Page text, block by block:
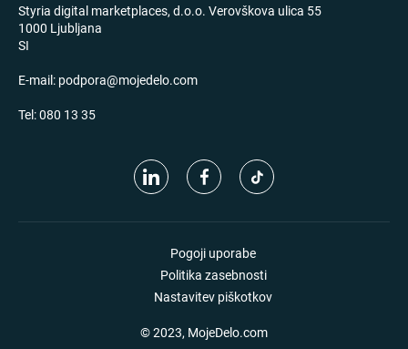
Styria digital marketplaces, d.o.o. Verovškova ulica 55
1000 Ljubljana
SI
E-mail: podpora@mojedelo.com
Tel:080 13 35
Pogoji uporabe
Politika zasebnosti
Nastavitev piškotkov
© 2023, MojeDelo.com